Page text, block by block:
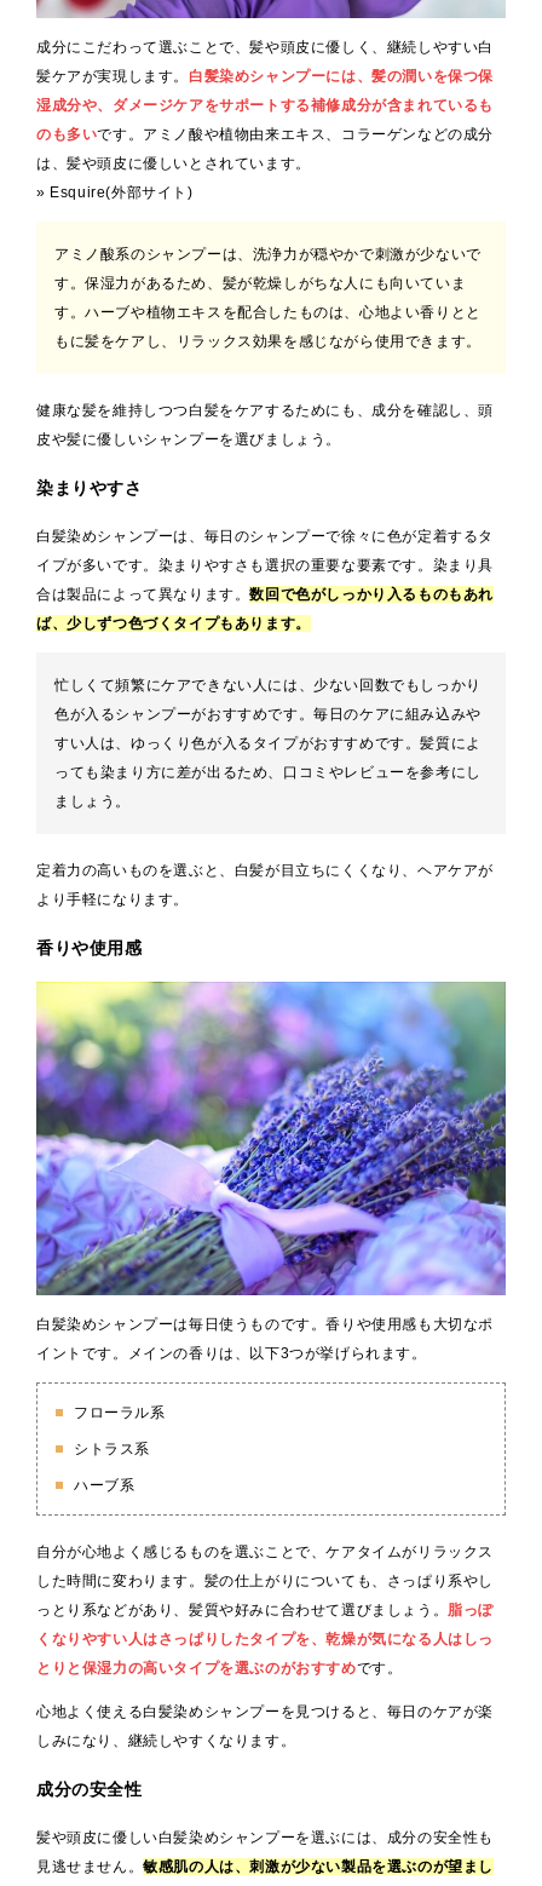
成分にこだわって選ぶことで、髪や頭皮に優しく、継続しやすい白
髪ケアが実現します。 白髪染めシャンプーには、髪の潤いを保つ保
湿成分や、ダメージケアをサポートする補修成分が含まれているも
のも多いです。アミノ酸や植物由来エキス、コラーゲンなどの成分
は、髪や頭皮に優しいとされています。
» Esquire(外部サイト)
アミノ酸系のシャンプーは、洗浄力が穏やかで刺激が少ないで
す。保湿力があるため、髪が乾燥しがちな人にも向いていま
す。ハーブや植物エキスを配合したものは、心地よい香りとと
もに髪をケアし、リラックス効果を感じながら使用できます。
健康な髪を維持しつつ白髪をケアするためにも、成分を確認し、頭
皮や髪に優しいシャンプーを選びましょう。
染まりやすさ
白髪染めシャンプーは、毎日のシャンプーで徐々に色が定着するタ
イプが多いです。染まりやすさも選択の重要な要素です。染まり具
合は製品によって異なります。数回で色がしっかり入るものもあれ
ば、少しずつ色づくタイプもあります。
忙しくて頻繁にケアできない人には、少ない回数でもしっかり
色が入るシャンプーがおすすめです。毎日のケアに組み込みや
すい人は、ゆっくり色が入るタイプがおすすめです。髪質によ
っても染まり方に差が出るため、口コミやレビューを参考にし
ましょう。
定着力の高いものを選ぶと、白髪が目立ちにくくなり、ヘアケアが
より手軽になります。
香りや使用感
白髪染めシャンプーは毎日使うものです。香りや使用感も大切なポ
イントです。メインの香りは、以下3つが挙げられます。
フローラル系
シトラス系
ハーブ系
自分が心地よく感じるものを選ぶことで、ケアタイムがリラックス
した時間に変わります。髪の仕上がりについても、さっぱり系やし
っとり系などがあり、髪質や好みに合わせて選びましょう。 脂っぽ
くなりやすい人はさっぱりしたタイプを、乾燥が気になる人はしっ
とりと保湿力の高いタイプを選ぶのがおすすめです。
心地よく使える白髪染めシャンプーを見つけると、毎日のケアが楽
しみになり、継続しやすくなります。
成分の安全性
髪や頭皮に優しい白髪染めシャンプーを選ぶには、成分の安全性も
見逃せません。敏感肌の人は、刺激が少ない製品を選ぶのが望まし